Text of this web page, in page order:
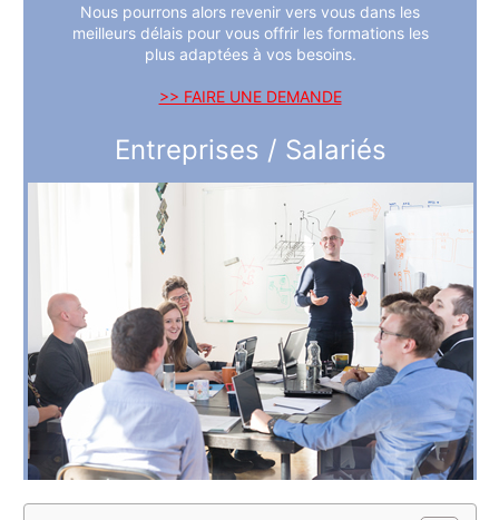
Nous pourrons alors revenir vers vous dans les
meilleurs délais pour vous offrir les formations les
plus adaptées à vos besoins.
>> FAIRE UNE DEMANDE
Entreprises / Salariés